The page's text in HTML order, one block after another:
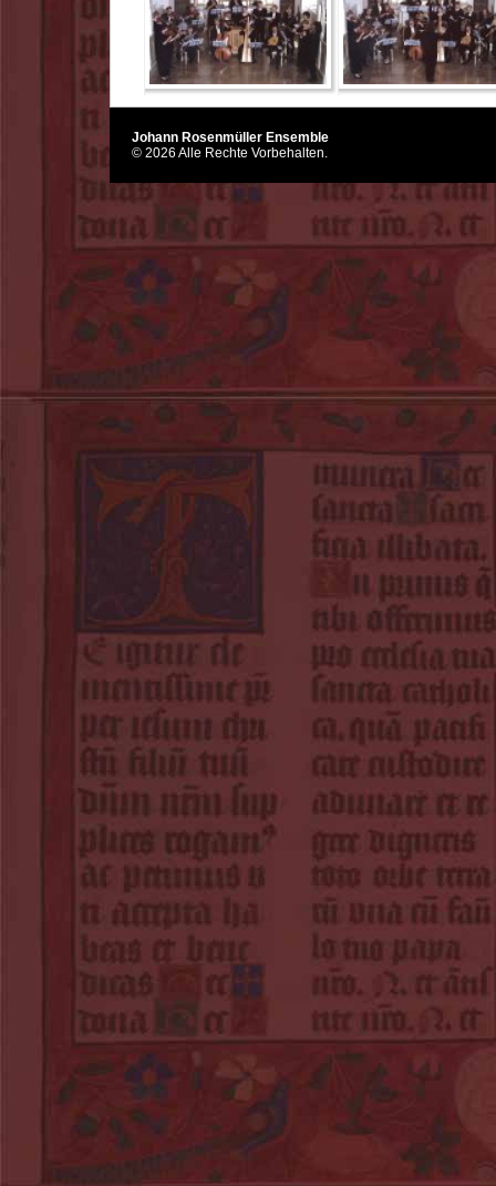
Johann Rosenmüller Ensemble
© 2026 Alle Rechte Vorbehalten.